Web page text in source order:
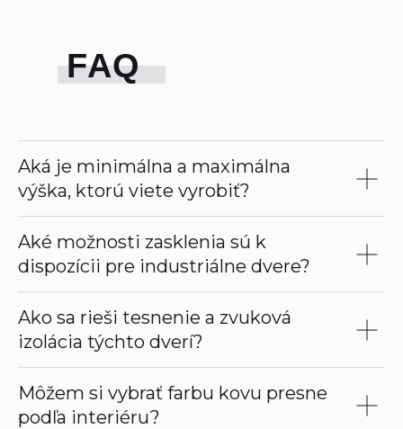
FAQ
Aká je minimálna a maximálna
výška, ktorú viete vyrobiť?
Aké možnosti zasklenia sú k
dispozícii pre industriálne dvere?
Ako sa rieši tesnenie a zvuková
izolácia týchto dverí?
Môžem si vybrať farbu kovu presne
podľa interiéru?
Máte nápad?
Potrebujete priečku alebo
dvere?
Výška
50